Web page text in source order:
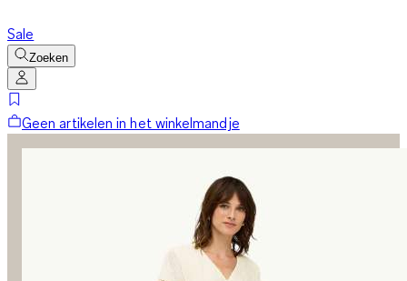
Sale
Zoeken
Geen artikelen in het winkelmandje